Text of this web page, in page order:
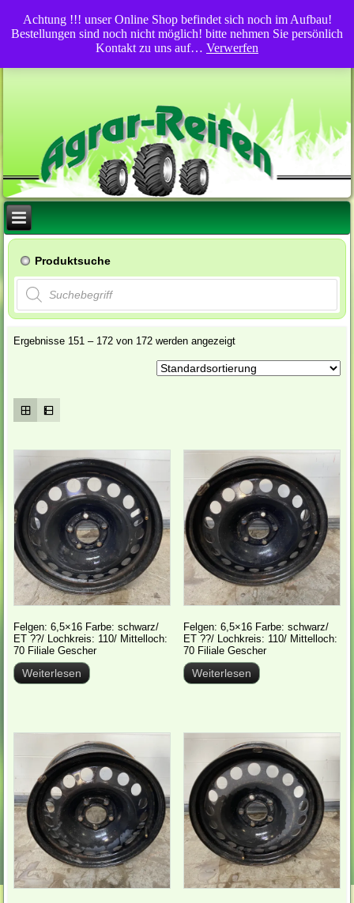
Produktsuche
Products
search
Ergebnisse 151 – 172 von 172 werden angezeigt
Felgen: 6,5×16 Farbe: schwarz/
ET ??/ Lochkreis: 110/ Mittelloch:
70 Filiale Gescher
Weiterlesen
Felgen: 6,5×16 Farbe: schwarz/
ET ??/ Lochkreis: 110/ Mittelloch:
70 Filiale Gescher
Weiterlesen
Achtung !!! unser Online Shop befindet sich noch im Aufbau!
Bestellungen sind noch nicht möglich! bitte nehmen Sie persönlich
Kontakt zu uns auf… Verwerfen